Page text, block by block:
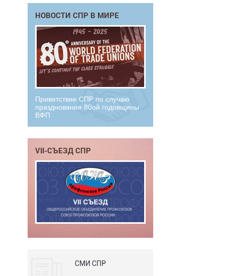
НОВОСТИ СПР В МИРЕ
Приветствие СПР по случаю
празднования 80ой годовщины
ВФП
VII-СЪЕЗД СПР
СМИ СПР